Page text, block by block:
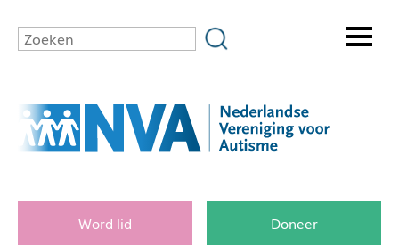
Word lid Doneer